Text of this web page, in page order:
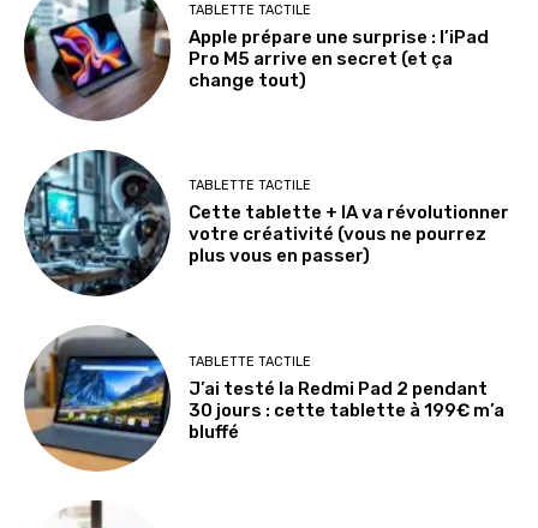
TABLETTE TACTILE
Apple prépare une surprise : l’iPad
Pro M5 arrive en secret (et ça
change tout)
TABLETTE TACTILE
Cette tablette + IA va révolutionner
votre créativité (vous ne pourrez
plus vous en passer)
TABLETTE TACTILE
J’ai testé la Redmi Pad 2 pendant
30 jours : cette tablette à 199€ m’a
bluffé